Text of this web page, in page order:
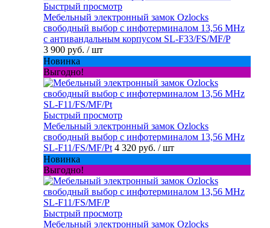
Быстрый просмотр
Мебельный электронный замок Ozlocks
свободный выбор с инфотерминалом 13,56 MHz
с антивандальным корпусом SL-F33/FS/MF/P
3 900 руб. / шт
Новинка
Выгодно!
Быстрый просмотр
Мебельный электронный замок Ozlocks
свободный выбор с инфотерминалом 13,56 MHz
SL-F11/FS/MF/Pt 4 320 руб. / шт
Новинка
Выгодно!
Быстрый просмотр
Мебельный электронный замок Ozlocks